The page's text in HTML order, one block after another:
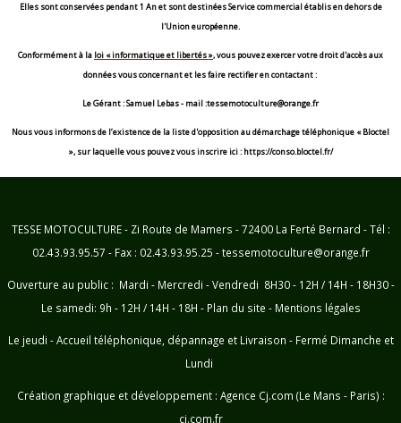
Elles sont conservées pendant1 Anet sont destinéesService commercial établis en dehors de
l'Union européenne.
Conformément à la loi « informatique et libertés », vous pouvez exercer votre droit d'accès aux
données vous concernant et les faire rectifier en contactant :
Le Gérant : Samuel Lebas - mail :tessemotoculture@orange.fr
Nous vous informons de l’existence de la liste d'opposition au démarchage téléphonique « Bloctel
», sur laquelle vous pouvez vous inscrire ici : https://conso.bloctel.fr/
TESSE MOTOCULTURE - Zi Route de Mamers - 72400 La Ferté Bernard - Tél :
02.43.93.95.57 - Fax : 02.43.93.95.25 - tessemotoculture@orange.fr
Ouverture au public : Mardi - Mercredi - Vendredi 8H30 - 12H / 14H - 18H30 -
Le samedi: 9h - 12H / 14H - 18H - Plan du site - Mentions légales
Le jeudi - Accueil téléphonique, dépannage et Livraison - Fermé Dimanche et
Lundi
Création graphique et développement : Agence Cj.com (Le Mans - Paris) :
cj.com.fr